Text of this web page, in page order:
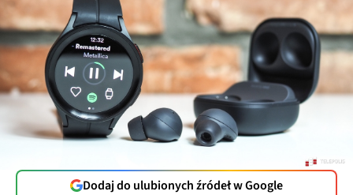
Dodaj do ulubionych źródeł w Google